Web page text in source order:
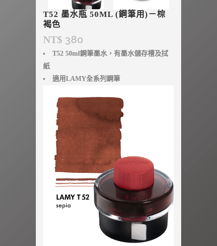
T52 墨水瓶 50ML (鋼筆用)－棕
褐色
NT$ 380
T52 50ml鋼筆墨水，有墨水儲存槽及拭
紙
適用LAMY全系列鋼筆